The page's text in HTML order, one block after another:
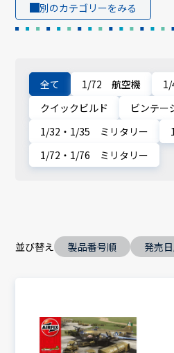
別のカテゴリーをみる
全て 1/72 航空機
クイックビルド
ビンテー
1/32・1/35 ミリタリー
1/72・1/76 ミリタリー
並び替え 製品番号順 発売